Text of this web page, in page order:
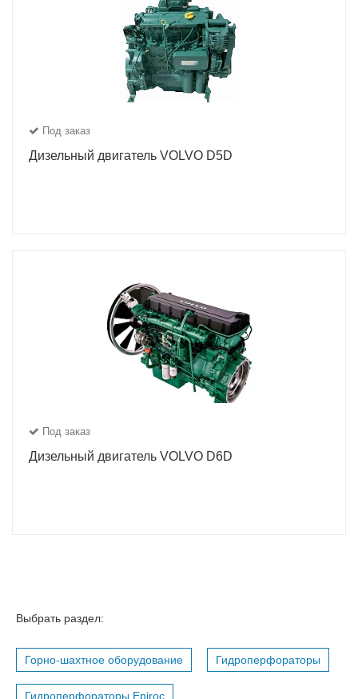
Под заказ
Дизельный двигатель VOLVO D5D
Под заказ
Дизельный двигатель VOLVO D6D
Выбрать раздел:
Горно-шахтное оборудование Гидроперфораторы
Гидроперфораторы Epiroc